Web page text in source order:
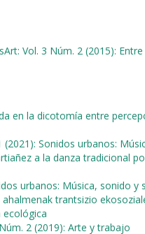
Vol. 3 Núm. 2 (2015):
en la dicotomía entre
(2021): Sonidos urbanos:
a la danza tradicional
urbanos: Música, sonido y
trantsizio
ecológica
2 (2019): Arte y trabajo